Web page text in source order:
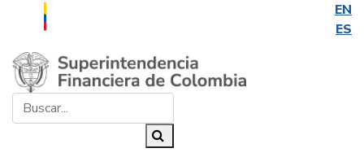
EN
ES
Saltar al contenido principal